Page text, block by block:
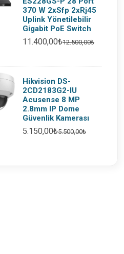
370 W 2xSfp 2xRj45
Uplink Yönetilebilir
Gigabit PoE Switch
11.400,00₺12.500,00₺
Hikvision DS-
2CD2183G2-IU
Acusense 8 MP
2.8mm IP Dome
Güvenlik Kamerası
5.150,00₺5.500,00₺